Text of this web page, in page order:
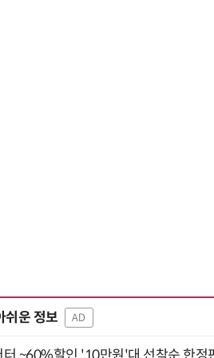
쉬운 정보 AD